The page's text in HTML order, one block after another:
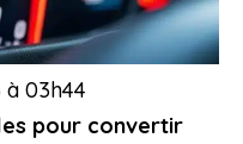
pour convertir
03h44